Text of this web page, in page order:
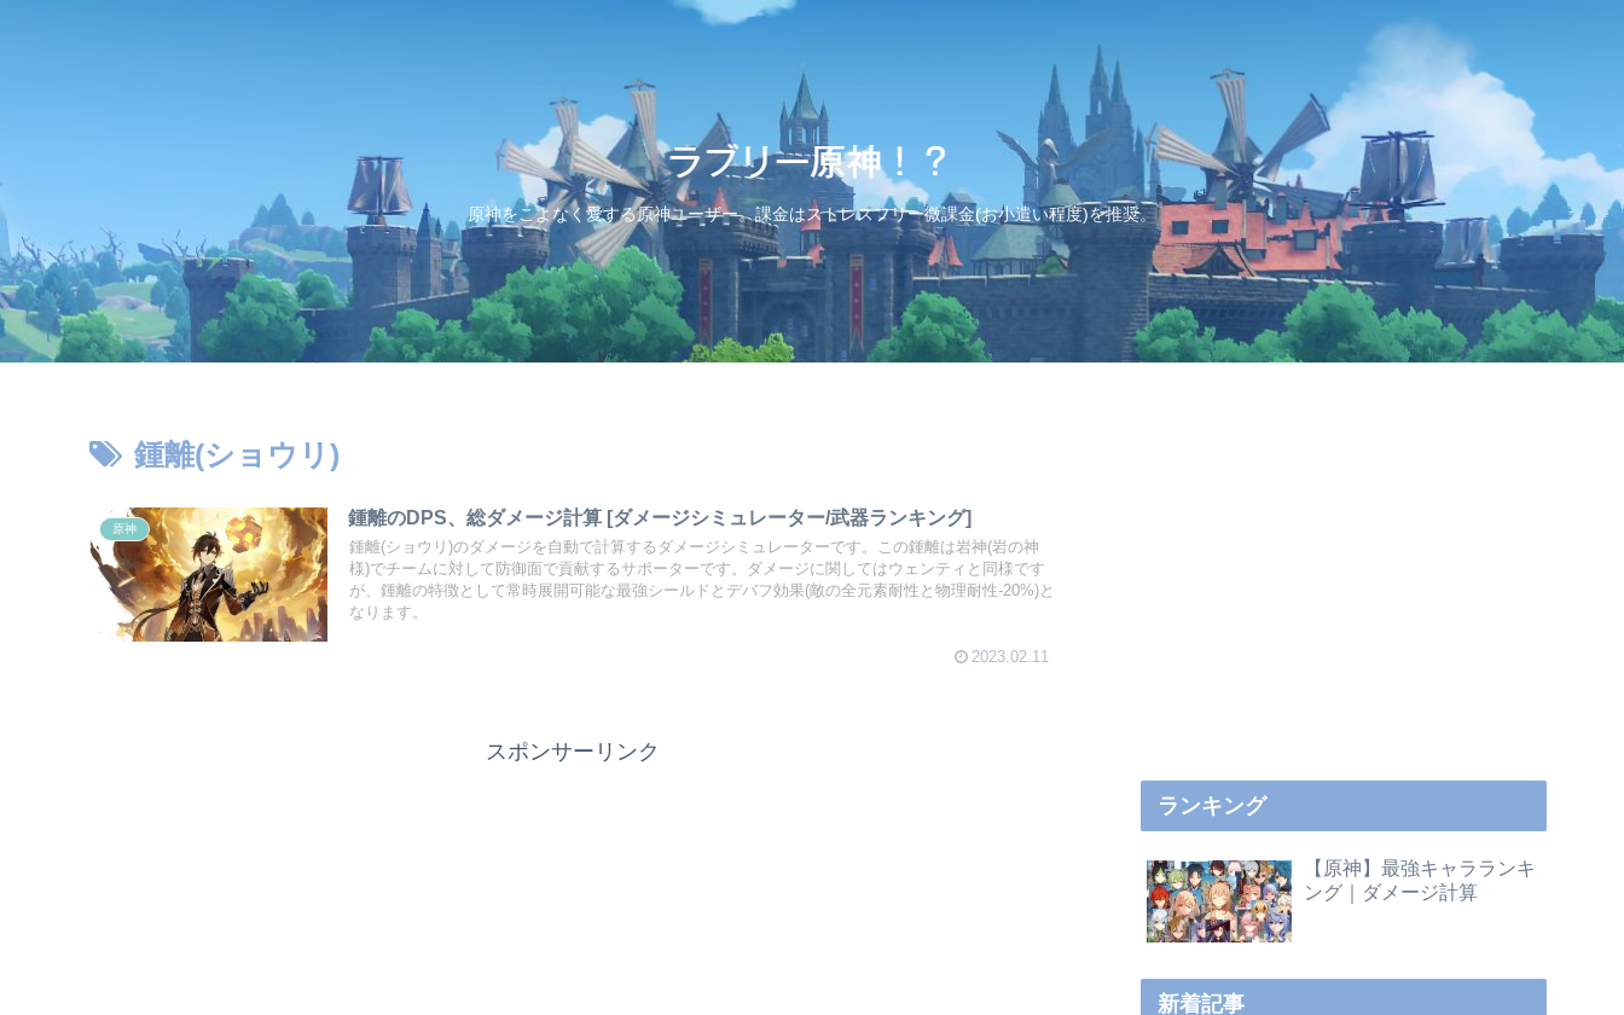
原神をこよなく愛する原神ユーザー。課金はストレスフリー微課金(お小遣い程度)を推奨。
鍾離(ショウリ)
原神
鍾離のDPS、総ダメージ計算 [ダメージシミュレーター/武器ランキング]
鍾離(ショウリ)のダメージを自動で計算するダメージシミュレーターです。この鍾離は岩神(岩の神
様)でチームに対して防御面で貢献するサポーターです。ダメージに関してはウェンティと同様です
が、鍾離の特徴として常時展開可能な最強シールドとデバフ効果(敵の全元素耐性と物理耐性-20%)と
なります。
2023.02.11
スポンサーリンク
ランキング
【原神】最強キャラランキ
ング｜ダメージ計算
新着記事